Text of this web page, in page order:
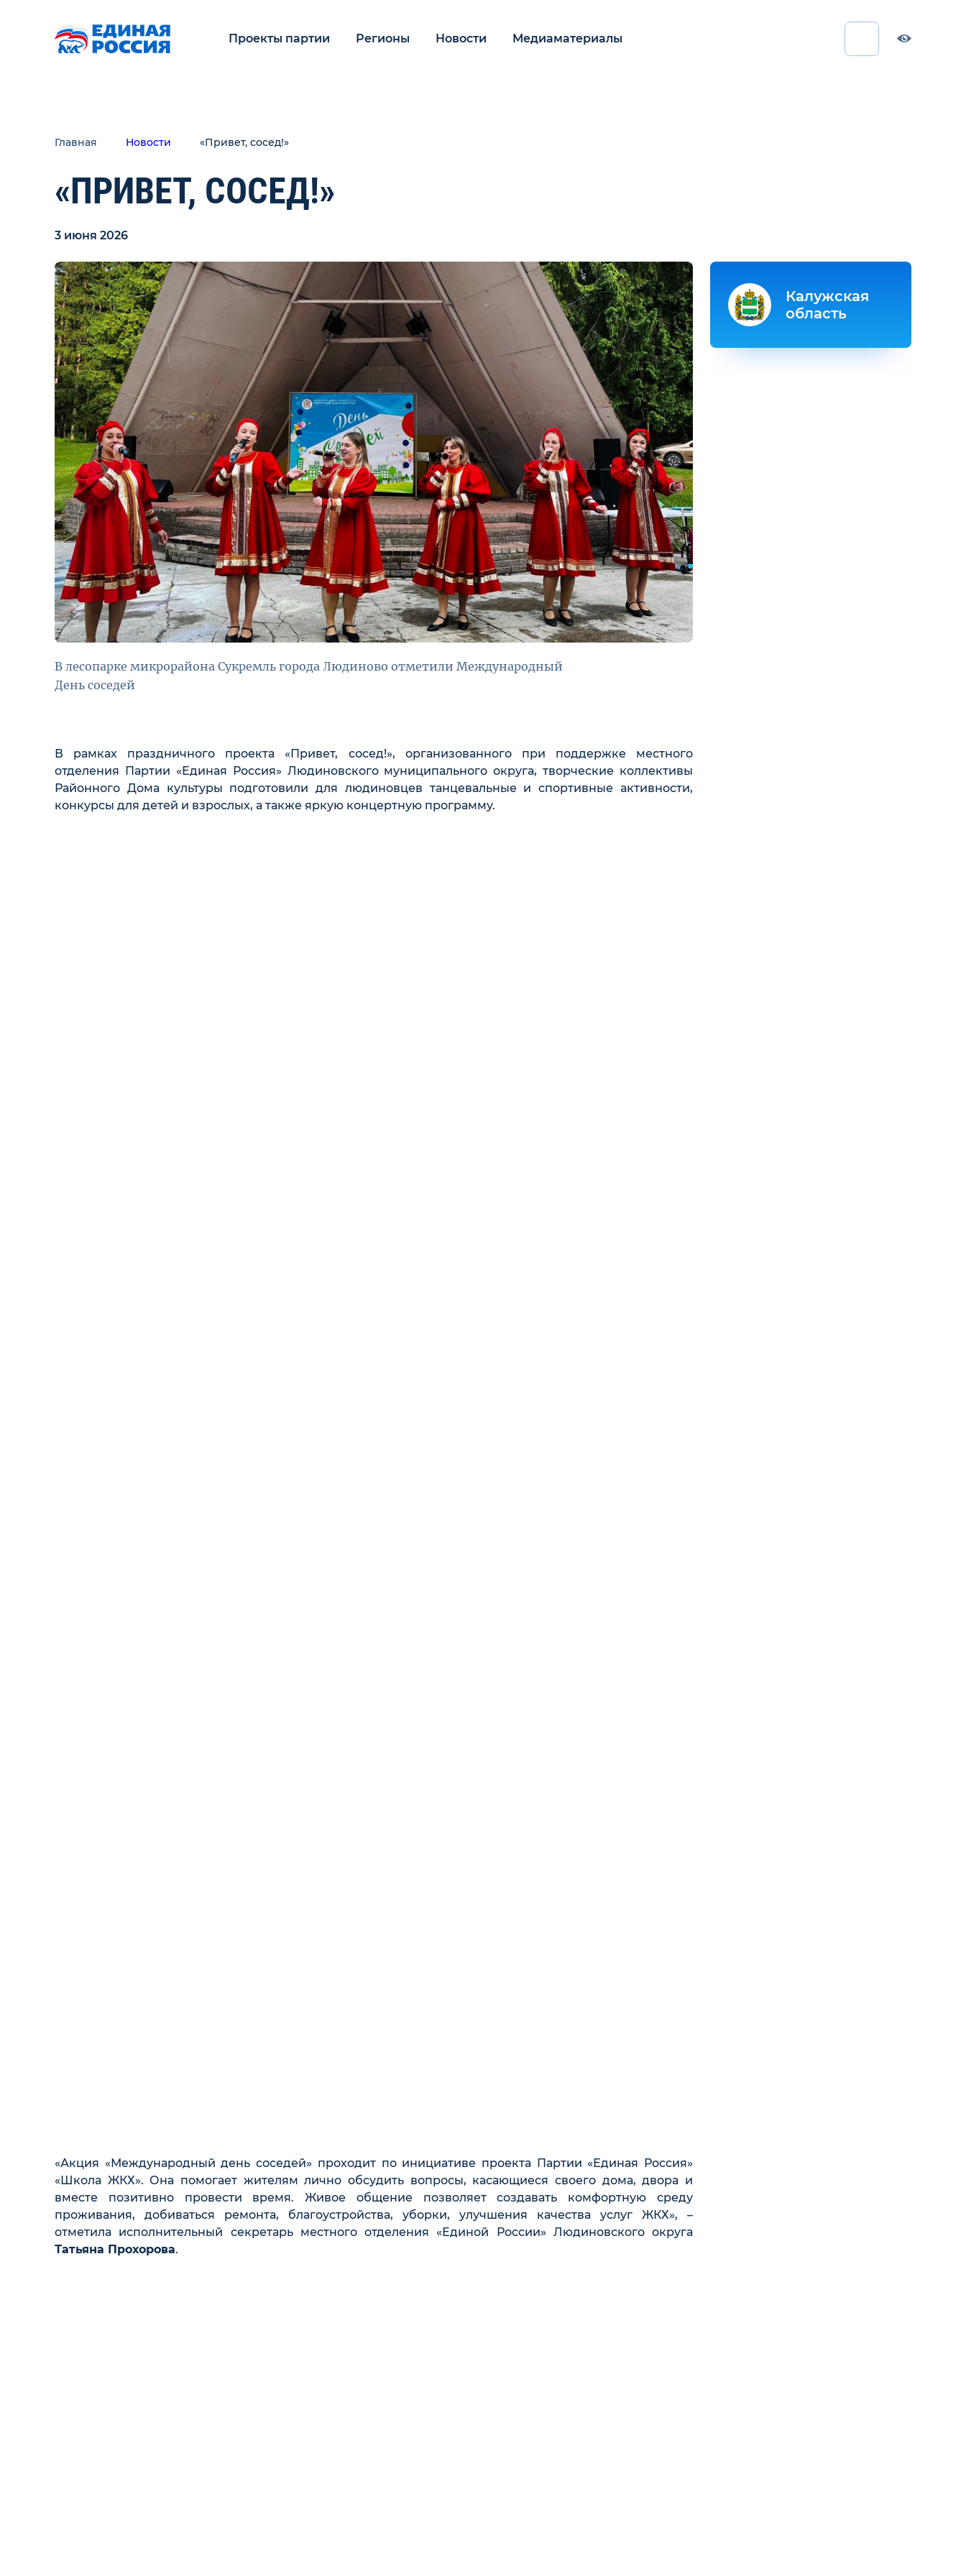
Проекты партии Регионы Новости Медиаматериалы
Главная Новости «Привет, сосед!»
«ПРИВЕТ, СОСЕД!»
3 июня 2026
В лесопарке микрорайона Сукремль города Людиново отметили Международный
День соседей
В рамках праздничного проекта «Привет, сосед!», организованного при поддержке местного
отделения Партии «Единая Россия» Людиновского муниципального округа, творческие коллективы
Районного Дома культуры подготовили для людиновцев танцевальные и спортивные активности,
конкурсы для детей и взрослых, а также яркую концертную программу.
«Акция «Международный день соседей» проходит по инициативе проекта Партии «Единая Россия»
«Школа ЖКХ». Она помогает жителям лично обсудить вопросы, касающиеся своего дома, двора и
вместе позитивно провести время. Живое общение позволяет создавать комфортную среду
проживания, добиваться ремонта, благоустройства, уборки, улучшения качества услуг ЖКХ», –
отметила исполнительный секретарь местного отделения «Единой России» Людиновского округа
Татьяна Прохорова.
Калужская
область